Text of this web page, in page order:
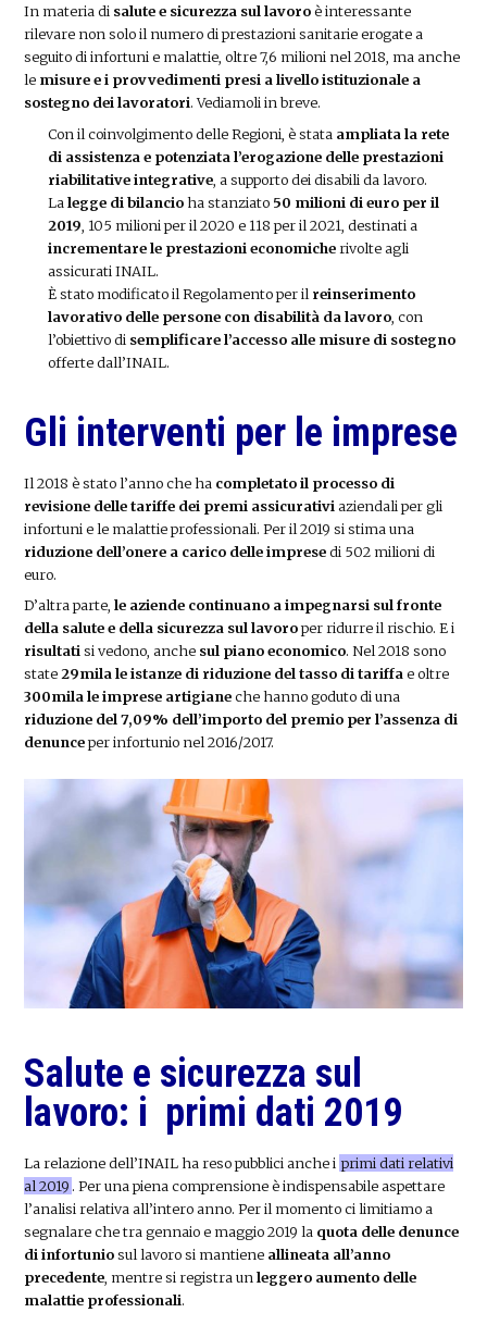
In materia di salute e sicurezza sul lavoroè interessante
rilevare non solo il numero di prestazioni sanitarie erogate a
seguito di infortuni e malattie, oltre 7,6 milioni nel 2018, ma anche
le misure e i provvedimenti presi a livello istituzionale a
sostegno dei lavoratori. Vediamoli in breve.
Con il coinvolgimento delle Regioni, è stata ampliata la rete
di assistenza e potenziata l’erogazione delle prestazioni
riabilitative integrative, a supporto dei disabili da lavoro.
La legge di bilancioha stanziato 50 milioni di euro per il
2019 , 105 milioni per il 2020 e 118 per il 2021, destinati a
incrementare le prestazioni economicherivolte agli
assicurati INAIL.
È stato modificato il Regolamento per il reinserimento
lavorativo delle persone con disabilità da lavoro, con
l’obiettivo di semplificare l’accesso alle misure di sostegno
offerte dall’INAIL.
Gli interventi per le imprese
Il 2018 è stato l’anno che ha completato il processo di
revisione delle tariffe dei premi assicurativi aziendali per gli
infortuni e le malattie professionali. Per il 2019 si stima una
riduzione dell’onere a carico delle impresedi 502 milioni di
euro.
D’altra parte,le aziende continuano a impegnarsi sul fronte
della salute e della sicurezza sul lavoroper ridurre il rischio. E i
risultati si vedono, anche sul piano economico. Nel 2018 sono
state29mila le istanze di riduzione del tasso di tariffa e oltre
300mila le imprese artigianeche hanno goduto di una
riduzione del 7,09% dell’importo del premio per l’assenza di
denunceper infortunio nel 2016/2017.
Salute e sicurezza sul
lavoro: i primi dati 2019
La relazione dell’INAIL ha reso pubblici anche i primi dati relativi
al 2019 . Per una piena comprensione è indispensabile aspettare
l’analisi relativa all’intero anno. Per il momento ci limitiamo a
segnalare che tra gennaio e maggio 2019 la quota delle denunce
di infortuniosul lavoro si mantiene allineata all’anno
precedente , mentre si registra unleggero aumento delle
malattie professionali.